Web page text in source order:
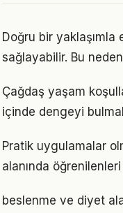
Doğru bir yaklaşımla
sağlayabilir. Bu
Çağdaş yaşam
içinde dengeyi
Pratik uygulamalar
alanında
beslenme ve diyet